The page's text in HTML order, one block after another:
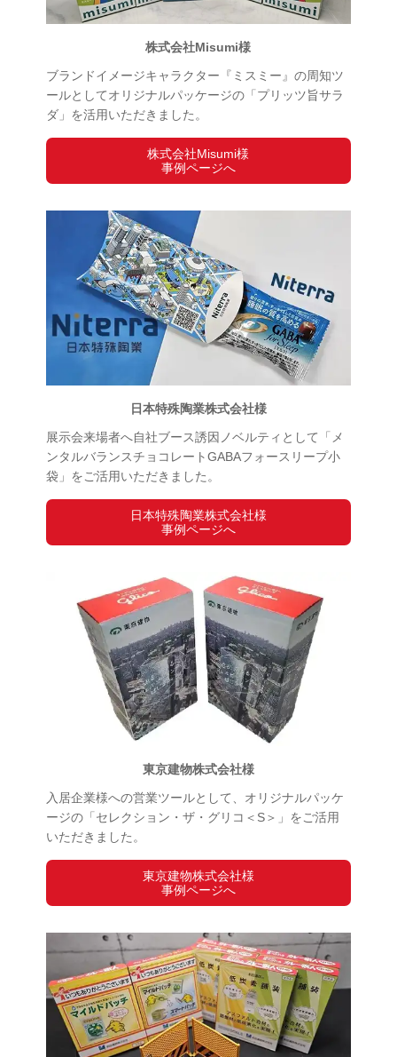
株式会社Misumi様
ブランドイメージキャラクター『ミスミー』の周知ツ
ールとしてオリジナルパッケージの「プリッツ旨サラ
ダ」を活用いただきました。
株式会社Misumi様
事例ページへ
日本特殊陶業株式会社様
展示会来場者へ自社ブース誘因ノベルティとして「メ
ンタルバランスチョコレートGABAフォースリープ小
袋」をご活用いただきました。
日本特殊陶業株式会社様
事例ページへ
東京建物株式会社様
入居企業様への営業ツールとして、オリジナルパッケ
ージの「セレクション・ザ・グリコ＜S＞」をご活用
いただきました。
東京建物株式会社様
事例ページへ